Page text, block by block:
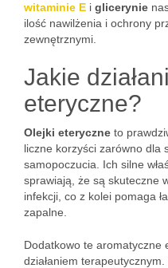
witaminie E i glicerynie
ilość nawilżenia i ochrony
zewnętrznymi.
Jakie
eteryczne?
Olejki eteryczne to
liczne korzyści zarówno dla
samopoczucia. Ich silne
sprawiają, że są skuteczne
infekcji, co z kolei pomaga
zapalne.
Dodatkowo te aromatyczne
działaniem